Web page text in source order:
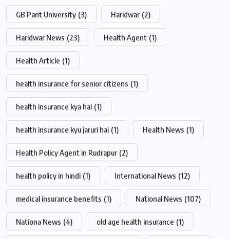
GB Pant University (3) Haridwar (2)
Haridwar News (23) Health Agent (1)
Health Article (1)
health insurance for senior citizens (1)
health insurance kya hai (1)
health insurance kyu jaruri hai (1) Health News (1)
Health Policy Agent in Rudrapur (2)
health policy in hindi (1) International News (12)
medical insurance benefits (1) National News (107)
Nationa News (4) old age health insurance (1)